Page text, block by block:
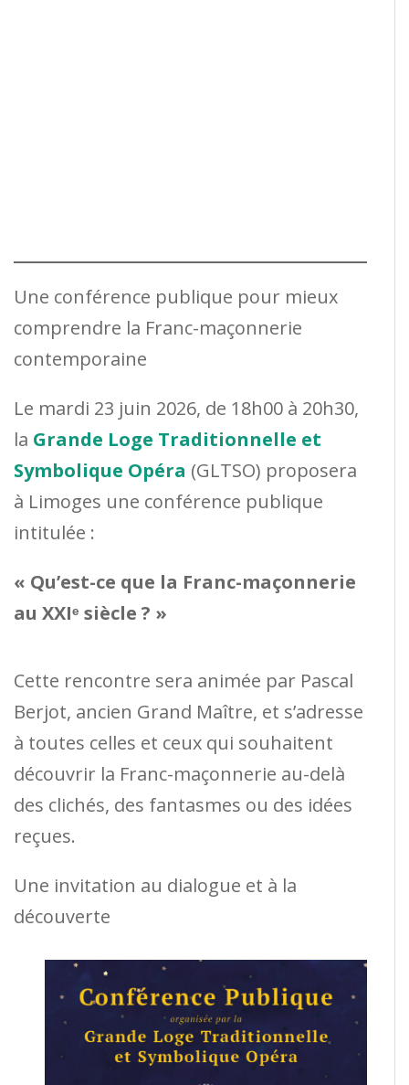
Une conférence publique pour mieux
comprendre la Franc-maçonnerie
contemporaine
Le mardi 23 juin 2026, de 18h00 à 20h30,
la Grande Loge Traditionnelle et
Symbolique Opéra (GLTSO) proposera
à Limoges une conférence publique
intitulée :
« Qu’est-ce que la Franc-maçonnerie
au XXIᵉ siècle ? »
Cette rencontre sera animée par Pascal
Berjot, ancien Grand Maître, et s’adresse
à toutes celles et ceux qui souhaitent
découvrir la Franc-maçonnerie au-delà
des clichés, des fantasmes ou des idées
reçues.
Une invitation au dialogue et à la
découverte